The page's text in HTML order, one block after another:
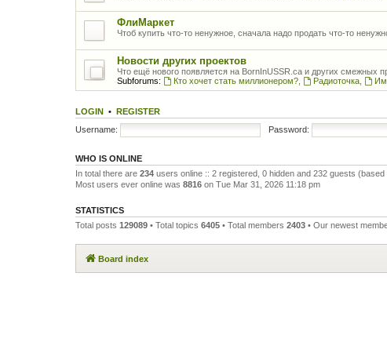
ФлиМаркет
Чтоб купить что-то ненужное, сначала надо продать что-то
Новости других проектов
Что ещё нового появляется на BornInUSSR.ca и других смежных
Subforums:
Кто хочет стать миллионером?, Радиоточка,
LOGIN • REGISTER
Username:
Password:
WHO IS ONLINE
In total there are 234 users online :: 2 registered, 0 hidden and 232 guests
Most users ever online was 8816 on Tue Mar 31, 2026 11:18 pm
STATISTICS
Total posts 129089 • Total topics 6405 • Total members 2403 • Our newest
Board index